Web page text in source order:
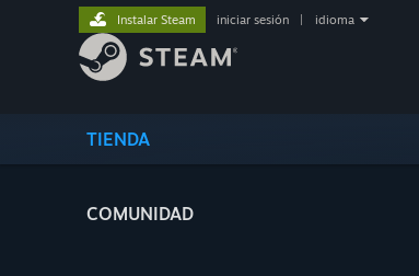
TIENDA
COMUNIDAD
Instalar Steam iniciar sesión idioma